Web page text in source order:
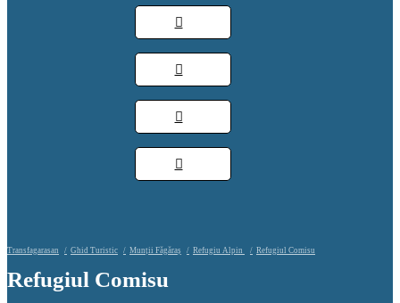
Transfagarasan Ghid Turistic Munții Făgăraș Refugiu Alpin Refugiul Comisu
Refugiul Comisu